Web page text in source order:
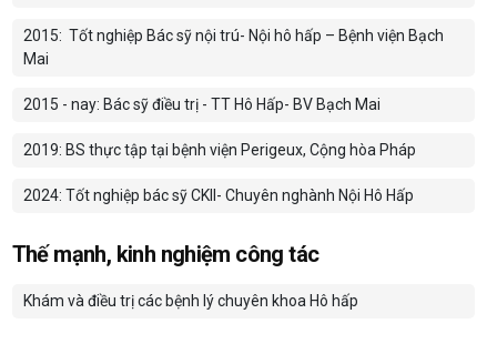
2015: Tốt nghiệp Bác sỹ nội trú- Nội hô hấp – Bệnh viện Bạch
Mai
2015 - nay: Bác sỹ điều trị - TT Hô Hấp- BV Bạch Mai
2019: BS thực tập tại bệnh viện Perigeux, Cộng hòa Pháp
2024: Tốt nghiệp bác sỹ CKII- Chuyên nghành Nội Hô Hấp
Thế mạnh, kinh nghiệm công tác
Khám và điều trị các bệnh lý chuyên khoa Hô hấp